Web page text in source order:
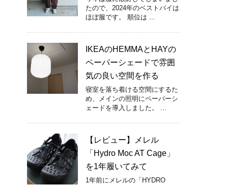
たので、2024年のベストバイは
ほぼ服です。 順位は ...
IKEAのHEMMAとHAYの
ペーパーシェードで雰囲
気の良い空間を作る
寝室を落ち着ける空間にするた
め、メインの照明にペーパーシ
ェードを導入しました。 ...
【レビュー】メレル
「Hydro Moc AT Cage」
を1年履いてみて
1年前にメレルの「HYDRO